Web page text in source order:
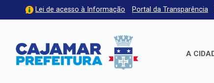
Lei de acesso à Informação Portal da Transparência
A